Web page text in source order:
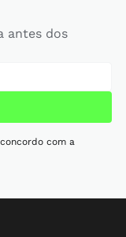
antes dos
com a